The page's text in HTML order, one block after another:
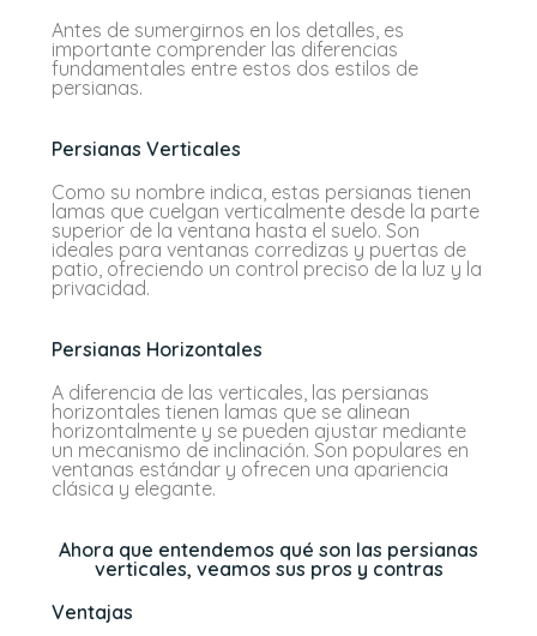
Antes de sumergirnos en los detalles, es
importante comprender las diferencias
fundamentales entre estos dos estilos de
persianas.
Persianas Verticales
Como su nombre indica, estas persianas tienen
lamas que cuelgan verticalmente desde la parte
superior de la ventana hasta el suelo. Son
ideales para ventanas corredizas y puertas de
patio, ofreciendo un control preciso de la luz y la
privacidad.
Persianas Horizontales
A diferencia de las verticales, las persianas
horizontales tienen lamas que se alinean
horizontalmente y se pueden ajustar mediante
un mecanismo de inclinación. Son populares en
ventanas estándar y ofrecen una apariencia
clásica y elegante.
Ahora que entendemos qué son las persianas
verticales, veamos sus pros y contras
Ventajas